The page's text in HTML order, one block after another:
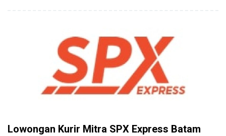
Lowongan Kurir Mitra SPX Express Batam